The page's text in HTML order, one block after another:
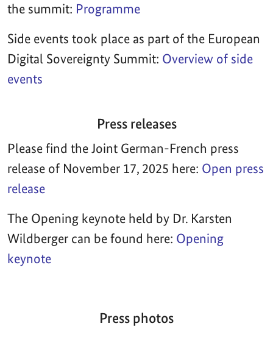
the summit: Programme
Side events took place as part of the European
Digital Sovereignty Summit: Overview of side
events
Press releases
Please find the Joint German-French press
release of November 17, 2025 here: Open press
release
The Opening keynote held by Dr. Karsten
Wildberger can be found here: Opening
keynote
Press photos